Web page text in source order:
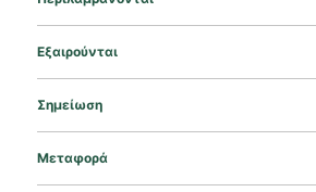
Εξαιρούνται
Σημείωση
Μεταφορά